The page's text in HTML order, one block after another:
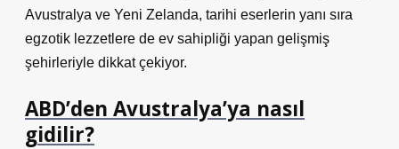
Avustralya ve Yeni Zelanda, tarihi eserlerin yanı sıra
egzotik lezzetlere de ev sahipliği yapan gelişmiş
şehirleriyle dikkat çekiyor.
ABD’den Avustralya’ya nasıl
gidilir?